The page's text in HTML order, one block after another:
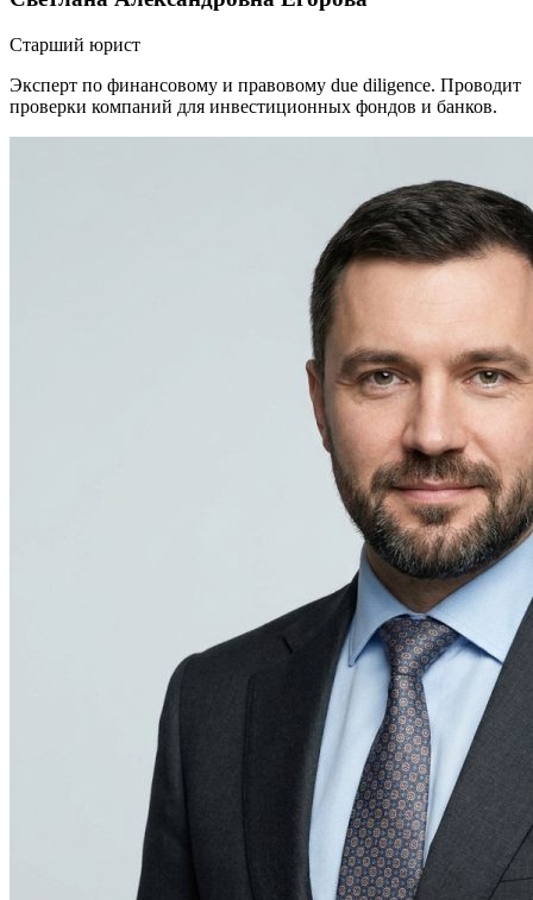
Старший юрист
Эксперт по финансовому и правовому due diligence. Проводит
проверки компаний для инвестиционных фондов и банков.